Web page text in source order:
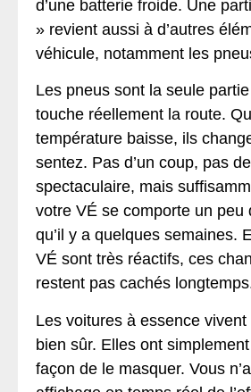
d’une batterie froide. Une
» revient aussi à d’autres
véhicule, notamment les
Les pneus sont la seule
touche réellement la route.
température baisse, ils
sentez. Pas d’un coup, pas
spectaculaire, mais
votre VÉ se comporte un peu
qu’il y a quelques semaines.
VÉ sont très réactifs, ces
restent pas cachés
Les voitures à essence vivent
bien sûr. Elles ont
façon de le masquer. Vous